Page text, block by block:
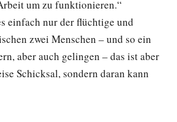
um zu funktionieren.“
einfach nur der flüchtige und
zwei Menschen – und so ein
aber auch gelingen – das ist aber
Schicksal, sondern daran kann